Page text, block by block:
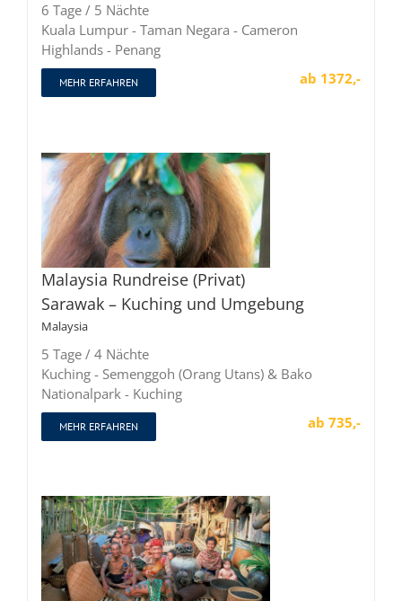
6 Tage / 5 Nächte
Kuala Lumpur - Taman Negara - Cameron
Highlands - Penang
ab 1372,-
MEHR ERFAHREN
Malaysia Rundreise (Privat)
Sarawak – Kuching und Umgebung
Malaysia
5 Tage / 4 Nächte
Kuching - Semenggoh (Orang Utans) & Bako
Nationalpark - Kuching
ab 735,-
MEHR ERFAHREN